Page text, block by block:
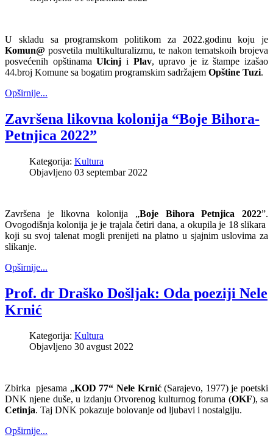
U skladu sa programskom politikom za 2022.godinu koju je
Komun@ posvetila multikulturalizmu, te nakon tematskoih brojeva
posvećenih opštinamaUlcinj i Plav, upravo je iz štampe izašao
44.broj Komune sa bogatim programskim sadržajem Opštine Tuzi.
Opširnije...
Završena likovna kolonija “Boje Bihora-
Petnjica 2022”
Kategorija: Kultura
Objavljeno 03 septembar 2022
Završena je likovna kolonija „Boje Bihora Petnjica 2022”.
Ovogodišnja kolonija je je trajala četiri dana, a okupila je 18 slikara
koji su svoj talenat mogli prenijeti na platno u sjajnim uslovima za
slikanje.
Opširnije...
Prof. dr Draško Došljak: Oda poeziji Nele
Krnić
Kategorija: Kultura
Objavljeno 30 avgust 2022
Zbirka pjesama „KOD 77“ Nele Krnić(Sarajevo, 1977) je poetski
DNK njene duše, u izdanju Otvorenog kulturnog foruma (OKF), sa
Cetinja. Taj DNK pokazuje bolovanje od ljubavi i nostalgiju.
Opširnije...